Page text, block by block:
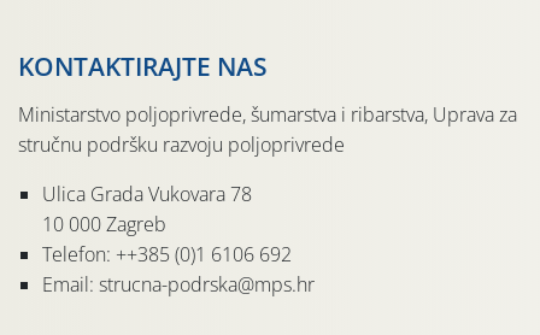
KONTAKTIRAJTE NAS
Ministarstvo poljoprivrede, šumarstva i ribarstva, Uprava za
stručnu podršku razvoju poljoprivrede
Ulica Grada Vukovara 78
10 000 Zagreb
Telefon: ++385 (0)1 6106 692
Email: strucna-podrska@mps.hr